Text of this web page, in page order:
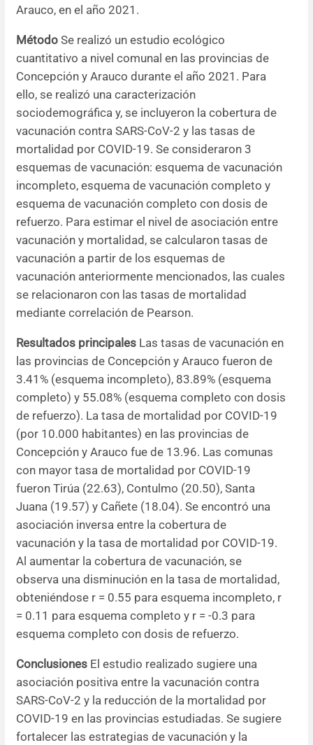
Arauco, en el año 2021.
Método Se realizó un estudio ecológico
cuantitativo a nivel comunal en las provincias de
Concepción y Arauco durante el año 2021. Para
ello, se realizó una caracterización
sociodemográfica y, se incluyeron la cobertura de
vacunación contra SARS-CoV-2 y las tasas de
mortalidad por COVID-19. Se consideraron 3
esquemas de vacunación: esquema de vacunación
incompleto, esquema de vacunación completo y
esquema de vacunación completo con dosis de
refuerzo. Para estimar el nivel de asociación entre
vacunación y mortalidad, se calcularon tasas de
vacunación a partir de los esquemas de
vacunación anteriormente mencionados, las cuales
se relacionaron con las tasas de mortalidad
mediante correlación de Pearson.
Resultados principales Las tasas de vacunación en
las provincias de Concepción y Arauco fueron de
3.41% (esquema incompleto), 83.89% (esquema
completo) y 55.08% (esquema completo con dosis
de refuerzo). La tasa de mortalidad por COVID-19
(por 10.000 habitantes) en las provincias de
Concepción y Arauco fue de 13.96. Las comunas
con mayor tasa de mortalidad por COVID-19
fueron Tirúa (22.63), Contulmo (20.50), Santa
Juana (19.57) y Cañete (18.04). Se encontró una
asociación inversa entre la cobertura de
vacunación y la tasa de mortalidad por COVID-19.
Al aumentar la cobertura de vacunación, se
observa una disminución en la tasa de mortalidad,
obteniéndose r = 0.55 para esquema incompleto, r
= 0.11 para esquema completo y r = -0.3 para
esquema completo con dosis de refuerzo.
Conclusiones El estudio realizado sugiere una
asociación positiva entre la vacunación contra
SARS-CoV-2 y la reducción de la mortalidad por
COVID-19 en las provincias estudiadas. Se sugiere
fortalecer las estrategias de vacunación y la